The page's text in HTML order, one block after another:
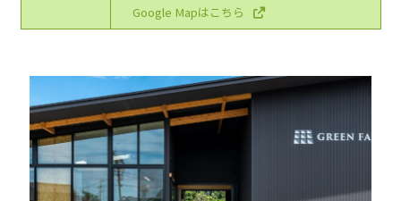
Google Mapはこちら